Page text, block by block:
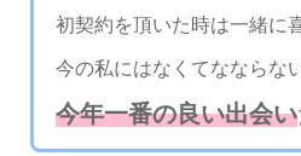
初契約を頂いた時は一緒に
今の私にはなくてなならな
今年一番の良い出会い